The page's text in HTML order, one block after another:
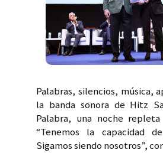
Palabras, silencios, música,
la banda sonora de Hitz
Palabra, una noche
“Tenemos la capacidad
Sigamos siendo nosotros”,